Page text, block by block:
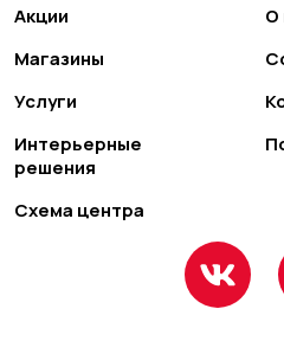
Акции
Магазины
Услуги
Интерьерные
решения
Схема центра
О